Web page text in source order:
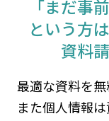
「まだ事
という方は
資料
最適な資料を無
また個人情報